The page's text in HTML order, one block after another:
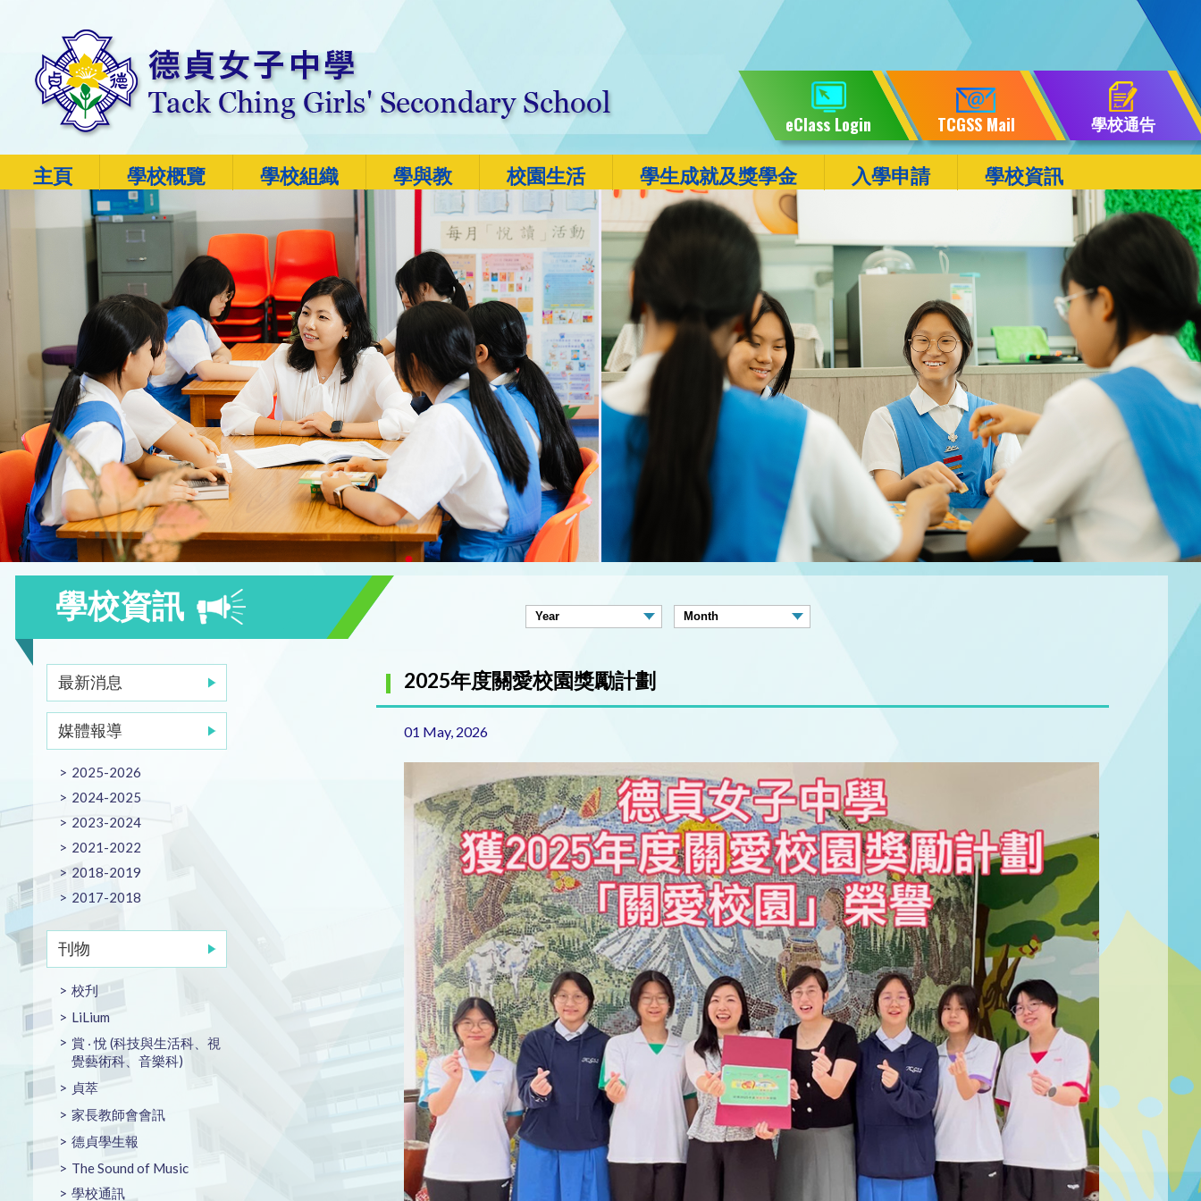
主頁 學校概覽 學校組織 學與教 校園生活 學生成就及獎學金 入學申請 學校資訊
eClass Login TCGSS Mail 學校通告
學校資訊
最新消息
媒體報導
2025-2026
2024-2025
2023-2024
2021-2022
2018-2019
2017-2018
刊物
校刋
LiLium
賞 ‧ 悅 (科技與生活科、視
覺藝術科、音樂科)
貞萃
家長教師會會訊
德貞學生報
The Sound of Music
學校通訊
2025年度關愛校園獎勵計劃
01 May, 2026